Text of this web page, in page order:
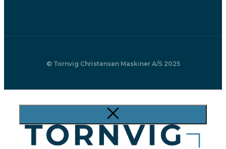
© Tornvig Christensen Maskiner A/S 2025